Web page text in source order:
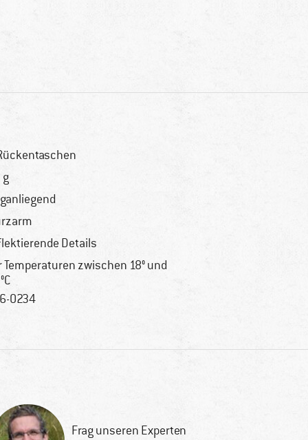
Details
Temperaturen zwischen 18° und
0234
Frag unseren Experten